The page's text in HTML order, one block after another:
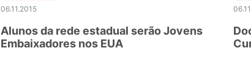
06.11.2015
Alunos da rede estadual serão Jovens
Embaixadores nos EUA